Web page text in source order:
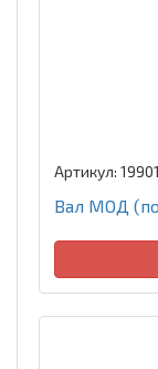
Артикул:
Вал МОД